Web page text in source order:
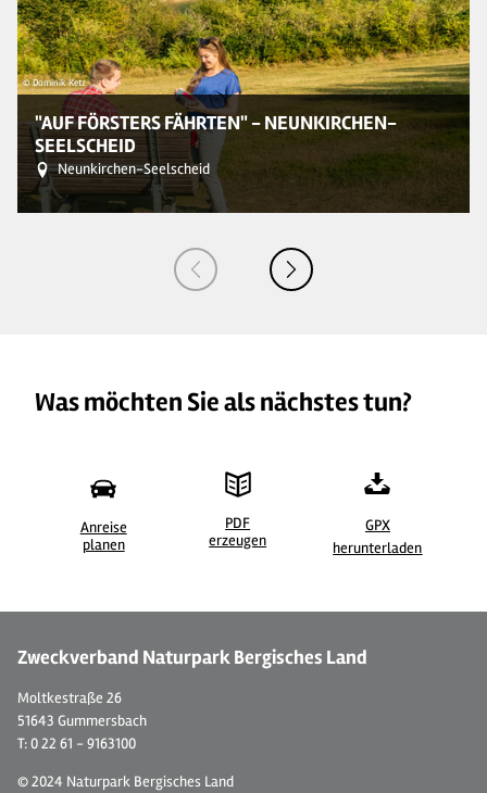
© Dominik Ketz
"AUF FÖRSTERS FÄHRTEN" - NEUNKIRCHEN-
SEELSCHEID
Neunkirchen-Seelscheid
| Dominik Ketz
Was möchten Sie als nächstes tun?
Anreise
planen
PDF
erzeugen
GPX
herunterladen
Zweckverband Naturpark Bergisches Land
Moltkestraße 26
51643 Gummersbach
T: 0 22 61 - 9163100
© 2024 Naturpark Bergisches Land